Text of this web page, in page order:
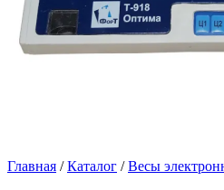
Главная /Каталог /Весы